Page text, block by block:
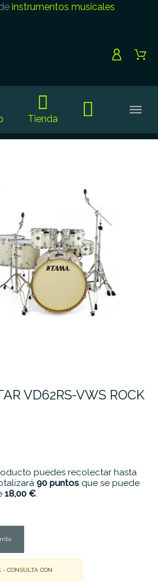
instrumentos musicales
Tienda
VD62RS-VWS ROCK
puedes recolectar hasta
90 puntos que se puede
18,00 €.
CONSULTA CON